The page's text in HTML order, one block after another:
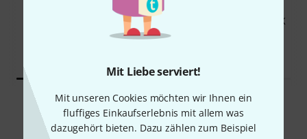
Mit Liebe serviert!
Mit unseren Cookies möchten wir Ihnen ein
fluffiges Einkaufserlebnis mit allem was
dazugehört bieten. Dazu zählen zum Beispiel
Harley Benton D-120CE BK
Vergleichen